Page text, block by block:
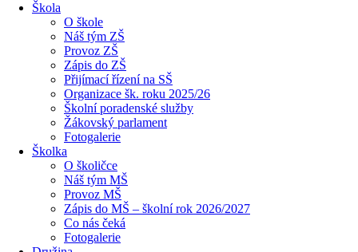
Škola
O škole
Náš tým ZŠ
Provoz ZŠ
Zápis do ZŠ
Přijímací řízení na SŠ
Organizace šk. roku 2025/26
Školní poradenské služby
Žákovský parlament
Fotogalerie
Školka
O školičce
Náš tým MŠ
Provoz MŠ
Zápis do MŠ – školní rok 2026/2027
Co nás čeká
Fotogalerie